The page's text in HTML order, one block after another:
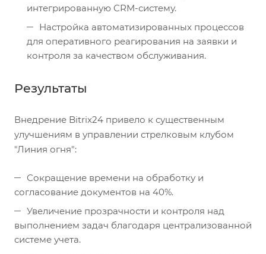
интегрированную CRM-систему.
Настройка автоматизированных процессов
для оперативного реагирования на заявки и
контроля за качеством обслуживания.
Результаты
Внедрение Bitrix24 привело к существенным
улучшениям в управлении стрелковым клубом
"Линия огня":
Сокращение времени на обработку и
согласование документов на 40%.
Увеличение прозрачности и контроля над
выполнением задач благодаря централизованной
системе учета.